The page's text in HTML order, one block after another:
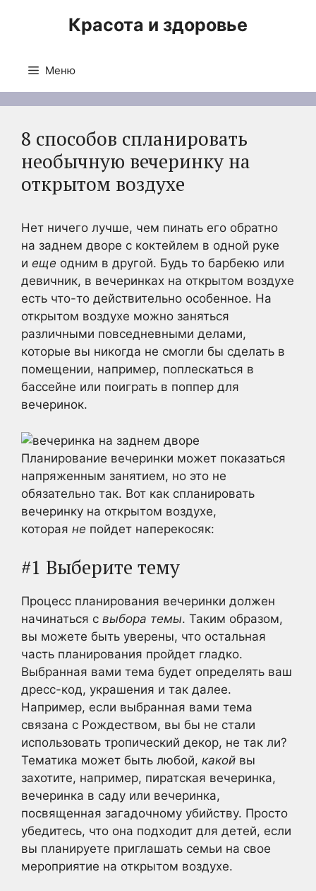
Красота и здоровье
Меню
8 способов спланировать
необычную вечеринку на
открытом воздухе
Нет ничего лучше, чем пинать его обратно
на заднем дворе с коктейлем в одной руке
и еще одним в другой. Будь то барбекю или
девичник, в вечеринках на открытом воздухе
есть что-то действительно особенное. На
открытом воздухе можно заняться
различными повседневными делами,
которые вы никогда не смогли бы сделать в
помещении, например, поплескаться в
бассейне или поиграть в поппер для
вечеринок.
Планирование вечеринки может показаться
напряженным занятием, но это не
обязательно так. Вот как спланировать
вечеринку на открытом воздухе,
которая не пойдет наперекосяк:
#1 Выберите тему
Процесс планирования вечеринки должен
начинаться с выбора темы. Таким образом,
вы можете быть уверены, что остальная
часть планирования пройдет гладко.
Выбранная вами тема будет определять ваш
дресс-код, украшения и так далее.
Например, если выбранная вами тема
связана с Рождеством, вы бы не стали
использовать тропический декор, не так ли?
Тематика может быть любой, какой вы
захотите, например, пиратская вечеринка,
вечеринка в саду или вечеринка,
посвященная загадочному убийству. Просто
убедитесь, что она подходит для детей, если
вы планируете приглашать семьи на свое
мероприятие на открытом воздухе.